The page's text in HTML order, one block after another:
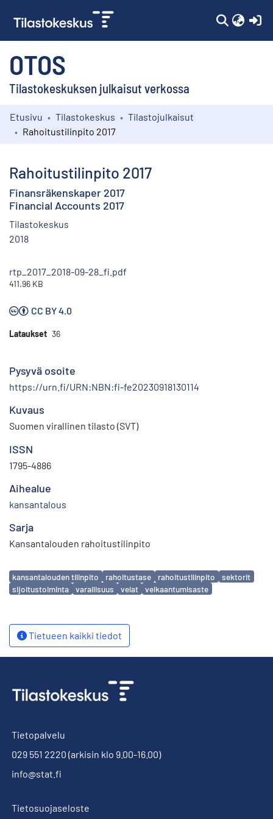
OTOS
Tilastokeskuksen julkaisut verkossa
Kokoelmat
Etusivu Tilastokeskus
Tilastojulkaisut
Rahoitustilinpito 2017
Rahoitustilinpito 2017
Finansräkenskaper 2017
Financial Accounts 2017
Tilastokeskus
2018
rtp_2017_2018-09-28_fi.pdf
411.96 KB
CC BY 4.0
Lataukset 36
Pysyvä osoite
https://urn.fi/URN:NBN:fi-fe20230918130114
Kuvaus
Suomen virallinen tilasto (SVT)
ISSN
1795-4886
Aihealue
kansantalous
Sarja
Kansantalouden rahoitustilinpito
Avainsanat
kansantalouden tilinpito rahoitustase rahoitustilinpito
sektorit
sijoitustoiminta
varallisuus velat velkaantumisaste
Tietueen kaikki tiedot
Tietopalvelu
029 551 2220 (arkisin klo 9.00-16.00)
info@stat.fi
Tietosuojaseloste